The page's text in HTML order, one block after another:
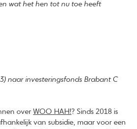
wat het hen tot nu toe heeft
naar investeringsfonds Brabant C
overWOO HAH!? Sinds 2018 is
van subsidie, maar voor een